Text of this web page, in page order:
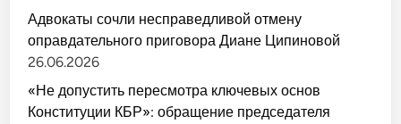
Адвокаты сочли несправедливой отмену
оправдательного приговора Диане Ципиновой
26.06.2026
«Не допустить пересмотра ключевых основ
Конституции КБР»: обращение председателя